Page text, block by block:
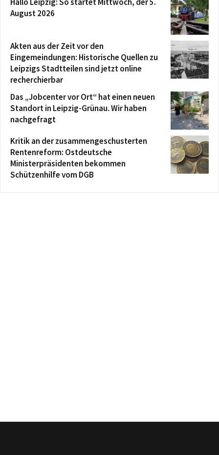
August 2026
Akten aus der Zeit vor den
Eingemeindungen: Historische Quellen zu
Leipzigs Stadtteilen sind jetzt online
recherchierbar
Das „Jobcenter vor Ort“ hat einen neuen
Standort in Leipzig-Grünau. Wir haben
nachgefragt
Kritik an der zusammengeschusterten
Rentenreform: Ostdeutsche
Ministerpräsidenten bekommen
Schützenhilfe vom DGB